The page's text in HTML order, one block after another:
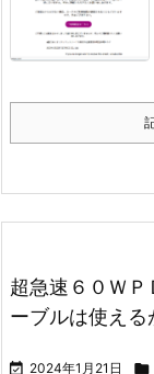
超急速６０Ｗ
ーブルは使える
 2024年1月21日 